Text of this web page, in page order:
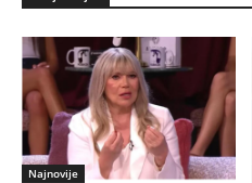
Najnovije